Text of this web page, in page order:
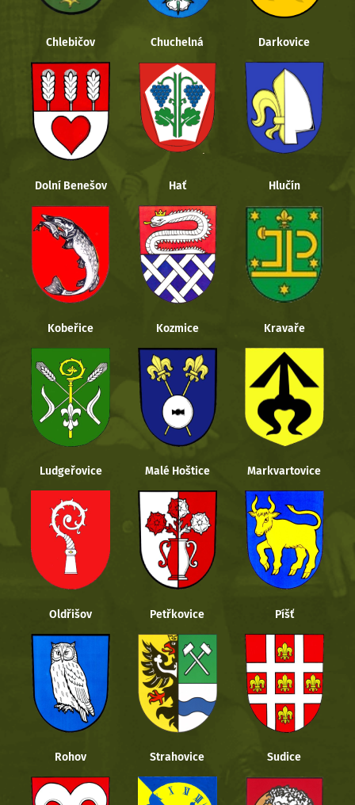
Chlebičov Chuchelná Darkovice
Dolní Benešov Hať Hlučín
Kobeřice Kozmice Kravaře
Ludgeřovice Malé Hoštice Markvartovice
Oldřišov Petřkovice Píšť
Rohov Strahovice Sudice